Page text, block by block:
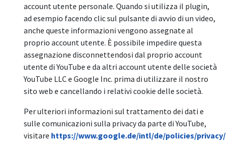
account utente personale. Quando si utilizza il plugin,
ad esempio facendo clic sul pulsante di avvio di un video,
anche queste informazioni vengono assegnate al
proprio account utente. È possibile impedire questa
assegnazione disconnettendosi dal proprio account
utente di YouTube e da altri account utente delle società
YouTube LLC e Google Inc. prima di utilizzare il nostro
sito web e cancellando i relativi cookie delle società.
Per ulteriori informazioni sul trattamento dei dati e
sulle comunicazioni sulla privacy da parte di YouTube,
visitare https://www.google.de/intl/de/policies/privacy/